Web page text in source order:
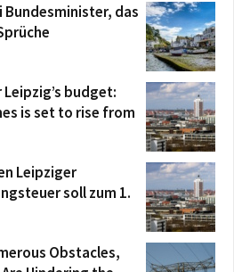
Bundesminister, das
budget:
is set to rise from
Leipziger
soll zum 1.
Obstacles,